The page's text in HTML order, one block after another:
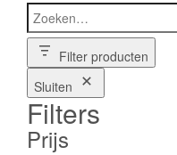
Zoeken
Filter producten
Sluiten
Filters
Prijs